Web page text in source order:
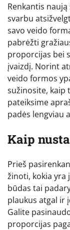
Renkantis
svarbu
savo veido
pabrėžti
proporcijas bei
įvaizdį. Norint
veido formos
sužinosite, kaip
pateiksime
padės lengviau
Kaip
Prieš
žinoti, kokia yra
būdas tai
plaukus atgal ir
Galite
proporcijas